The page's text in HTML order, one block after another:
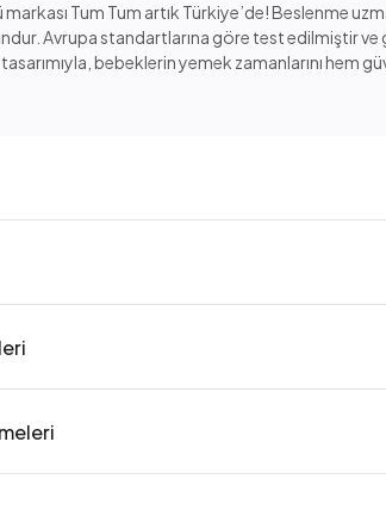
Tum Tum artık Türkiye’de! Beslenme
Avrupa standartlarına göre test edilmiştir ve
bebeklerin yemek zamanlarını hem